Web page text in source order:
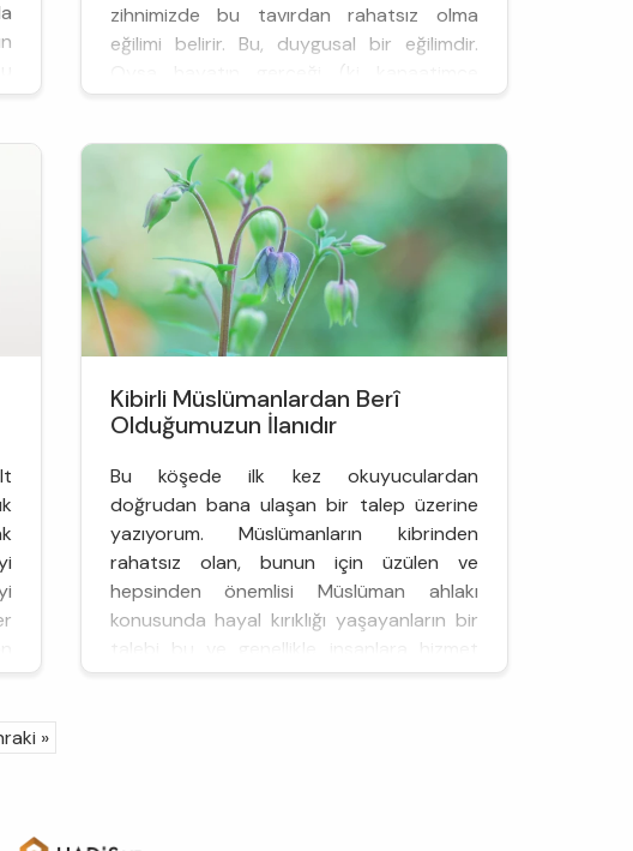
zihnimizde bu tavırdan rahatsız olma
eğilimi belirir. Bu, duygusal bir eğilimdir.
Oysa hayatın gerçeği (ki kanaatimce
hayatın gerçeklerini İslam kadar dikkate
boşluk kabul et...
Kibirli Müslümanlardan Berî
Olduğumuzun İlanıdır
Bu köşede ilk kez okuyuculardan
doğrudan bana ulaşan bir talep üzerine
yazıyorum. Müslümanların kibrinden
rahatsız olan, bunun için üzülen ve
hepsinden önemlisi Müslüman ahlakı
konusunda hayal kırıklığı yaşayanların bir
talebi bu ve genellikle insanlara hizmet
veren çeşitli işlerde çalışanlardan geliyor.
»